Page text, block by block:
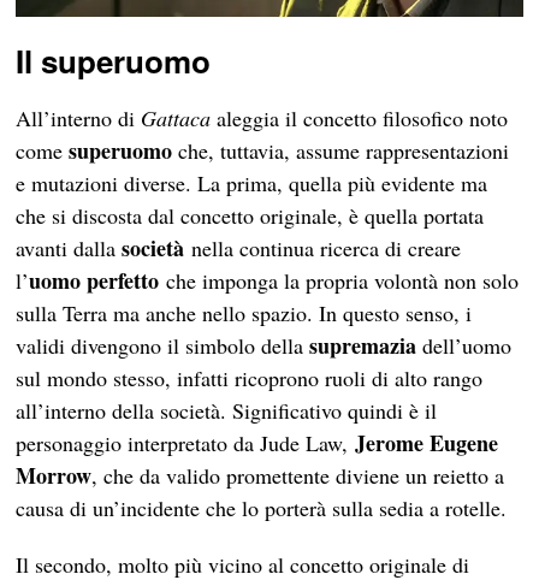
Il superuomo
All’interno di Gattaca aleggia il concetto filosofico noto
comesuperuomo che, tuttavia, assume rappresentazioni
e mutazioni diverse. La prima, quella più evidente ma
che si discosta dal concetto originale, è quella portata
avanti dallasocietà nella continua ricerca di creare
l’uomo perfettoche imponga la propria volontà non solo
sulla Terra ma anche nello spazio. In questo senso, i
validi divengono il simbolo dellasupremazia dell’uomo
sul mondo stesso, infatti ricoprono ruoli di alto rango
all’interno della società. Significativo quindi è il
personaggio interpretato da Jude Law,Jerome Eugene
Morrow, che da valido promettente diviene un reietto a
causa di un’incidente che lo porterà sulla sedia a rotelle.
Il secondo, molto più vicino al concetto originale di